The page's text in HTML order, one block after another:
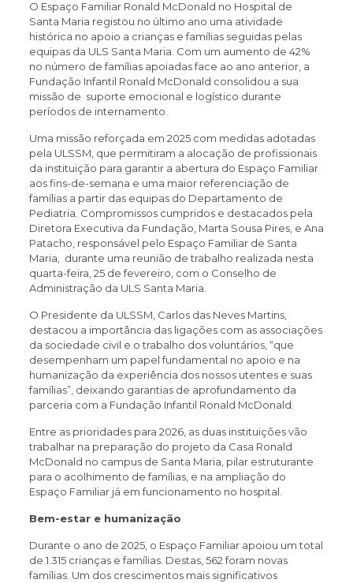
O Espaço Familiar Ronald McDonald no Hospital de
Santa Maria registou no último ano uma atividade
histórica no apoio a crianças e famílias seguidas pelas
equipas da ULS Santa Maria. Com um aumento de 42%
no número de famílias apoiadas face ao ano anterior, a
Fundação Infantil Ronald McDonald consolidou a sua
missão de suporte emocional e logístico durante
períodos de internamento.
Uma missão reforçada em 2025 com medidas adotadas
pela ULSSM, que permitiram a alocação de profissionais
da instituição para garantir a abertura do Espaço Familiar
aos fins-de-semana e uma maior referenciação de
famílias a partir das equipas do Departamento de
Pediatria. Compromissos cumpridos e destacados pela
Diretora Executiva da Fundação, Marta Sousa Pires, e Ana
Patacho, responsável pelo Espaço Familiar de Santa
Maria, durante uma reunião de trabalho realizada nesta
quarta-feira, 25 de fevereiro, com o Conselho de
Administração da ULS Santa Maria.
O Presidente da ULSSM, Carlos das Neves Martins,
destacou a importância das ligações com as associações
da sociedade civil e o trabalho dos voluntários, “que
desempenham um papel fundamental no apoio e na
humanização da experiência dos nossos utentes e suas
famílias”, deixando garantias de aprofundamento da
parceria com a Fundação Infantil Ronald McDonald.
Entre as prioridades para 2026, as duas instituições vão
trabalhar na preparação do projeto da Casa Ronald
McDonald no campus de Santa Maria, pilar estruturante
para o acolhimento de famílias, e na ampliação do
Espaço Familiar já em funcionamento no hospital.
Bem-estar e humanização
Durante o ano de 2025, o Espaço Familiar apoiou um total
de 1.315 crianças e famílias. Destas, 562 foram novas
famílias. Um dos crescimentos mais significativos